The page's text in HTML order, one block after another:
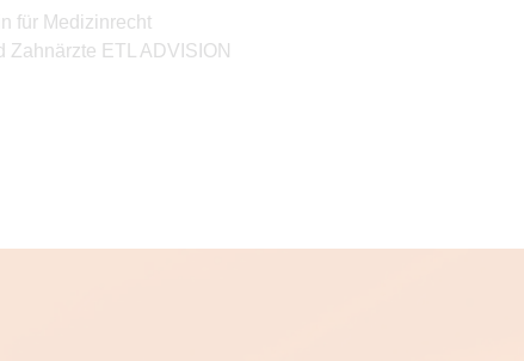
für Medizinrecht
ETL ADVISION